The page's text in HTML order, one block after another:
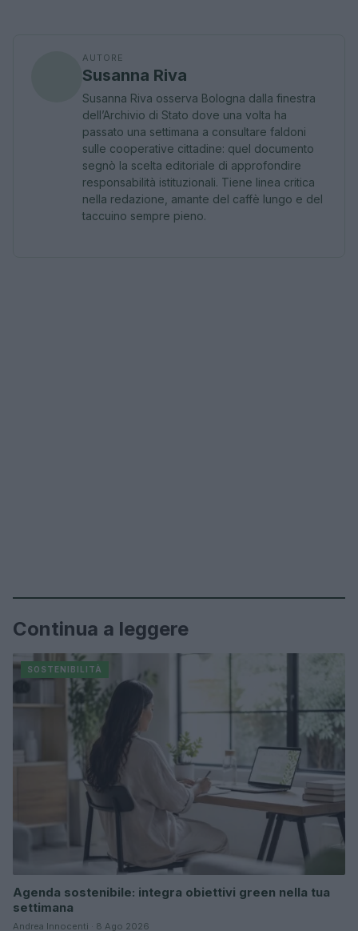
AUTORE
Susanna Riva
Susanna Riva osserva Bologna dalla finestra
dell’Archivio di Stato dove una volta ha
passato una settimana a consultare faldoni
sulle cooperative cittadine: quel documento
segnò la scelta editoriale di approfondire
responsabilità istituzionali. Tiene linea critica
nella redazione, amante del caffè lungo e del
taccuino sempre pieno.
Continua a leggere
SOSTENIBILITÀ
Agenda sostenibile: integra obiettivi green nella tua
settimana
Andrea Innocenti · 8 Ago 2026